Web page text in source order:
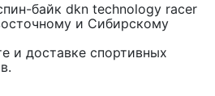
байк dkn technology racer
и Сибирскому
и доставке спортивных